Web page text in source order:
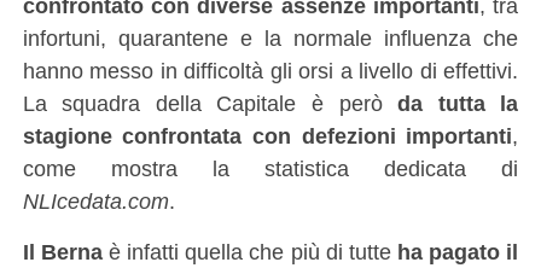
confrontato con diverse assenze importanti, tra
infortuni, quarantene e la normale influenza che
hanno messo in difficoltà gli orsi a livello di effettivi.
La squadra della Capitale è peròda tutta la
stagione confrontata con defezioni importanti,
come mostra la statistica dedicata di
NLIcedata.com.
Il Bernaè infatti quella che più di tutte ha pagato il